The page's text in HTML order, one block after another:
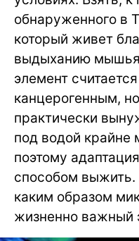
обнаруженного в
который живет
выдыханию
элемент
канцерогенным,
практически
под водой крайне
поэтому
способом
каким образом
жизненно важный